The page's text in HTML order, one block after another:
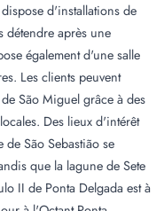
d'installations de
détendre après une
également d'une salle
Les clients peuvent
São Miguel grâce à des
Des lieux d'intérêt
de São Sebastião se
que la lagune de Sete
II de Ponta Delgada est à